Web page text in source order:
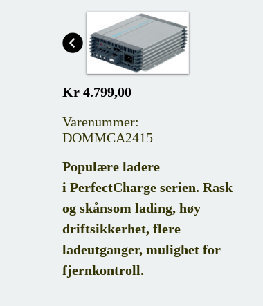
Kr 4.799,00
Varenummer:
DOMMCA2415
Populære ladere
i PerfectCharge serien. Rask
og skånsom lading, høy
driftsikkerhet, flere
ladeutganger, mulighet for
fjernkontroll.